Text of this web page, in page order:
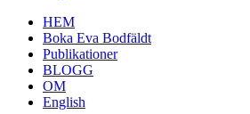
HEM
Boka Eva Bodfäldt
Publikationer
BLOGG
OM
English